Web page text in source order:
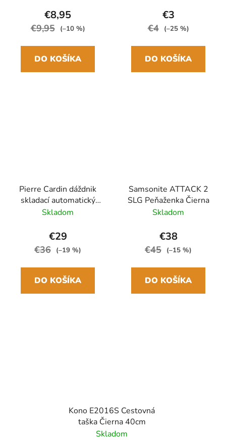
€8,95
€9,95 (–10 %)
DO KOŠÍKA
€3
€4 (–25 %)
DO KOŠÍKA
Pierre Cardin dáždnik
skladací automatický
Čierny/biely
Skladom
€29
€36 (–19 %)
DO KOŠÍKA
Samsonite ATTACK 2
SLG Peňaženka Čierna
Skladom
€38
€45 (–15 %)
DO KOŠÍKA
Kono E2016S Cestovná
taška Čierna 40cm
Skladom